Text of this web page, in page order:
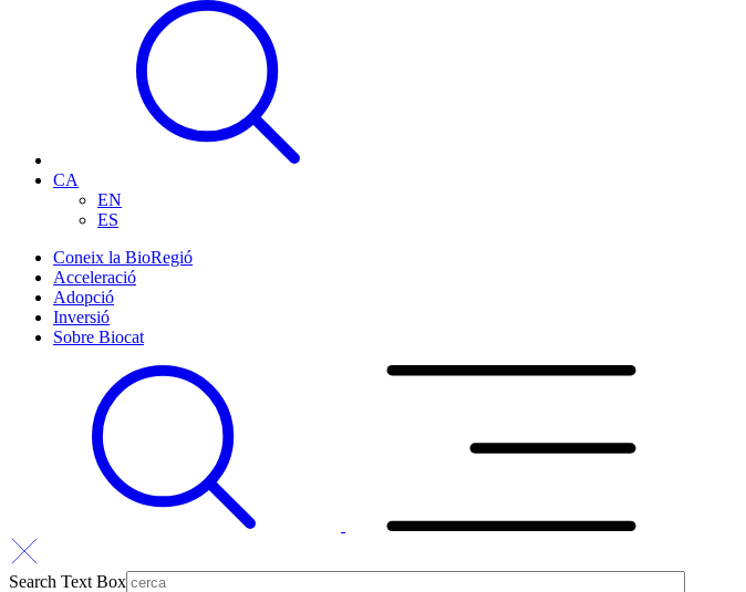
CA
EN
ES
Coneix la BioRegió
Acceleració
Adopció
Inversió
Sobre Biocat
Search Text Box